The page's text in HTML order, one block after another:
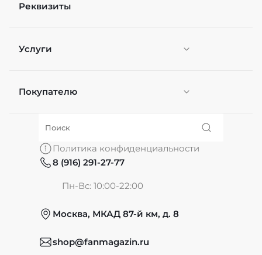
Реквизиты
Услуги
Персонификация
Покупателю
О нас
Обмен и возврат
Политика конфиденциальности
8 (916) 291-27-77
Пн-Вс: 10:00-22:00
Москва, МКАД 87-й км, д. 8
shop@fanmagazin.ru